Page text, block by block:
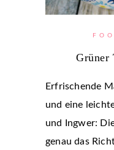
Grüner
Erfrischende
und eine
und Ingwer:
genau das